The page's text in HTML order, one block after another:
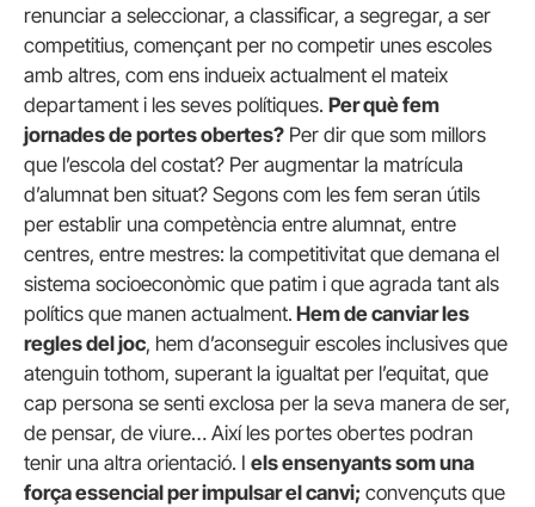
renunciar a seleccionar, a classificar, a segregar, a ser
competitius, començant per no competir unes escoles
amb altres, com ens indueix actualment el mateix
departament i les seves polítiques. Per què fem
jornades de portes obertes? Per dir que som millors
que l’escola del costat? Per augmentar la matrícula
d’alumnat ben situat? Segons com les fem seran útils
per establir una competència entre alumnat, entre
centres, entre mestres: la competitivitat que demana el
sistema socioeconòmic que patim i que agrada tant als
polítics que manen actualment. Hem de canviar les
regles del joc, hem d’aconseguir escoles inclusives que
atenguin tothom, superant la igualtat per l’equitat, que
cap persona se senti exclosa per la seva manera de ser,
de pensar, de viure… Així les portes obertes podran
tenir una altra orientació. I els ensenyants som una
força essencial per impulsar el canvi; convençuts que